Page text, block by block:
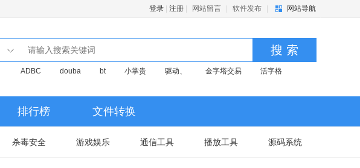
登录 注册 网站留言 软件发布 网站导航
搜 索
ADBC douba bt 小掌贵 驱动、 金字塔交易 活字格
排行榜 文件转换
杀毒安全 游戏娱乐 通信工具 播放工具 源码系统